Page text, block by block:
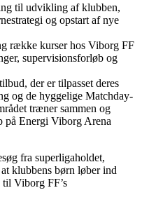
til udvikling af klubben,
og opstart af nye
række kurser hos Viborg FF
supervisionsforløb og
der er tilpasset deres
og de hyggelige Matchday-
træner sammen og
på Energi Viborg Arena
fra superligaholdet,
klubbens børn løber ind
til Viborg FF’s